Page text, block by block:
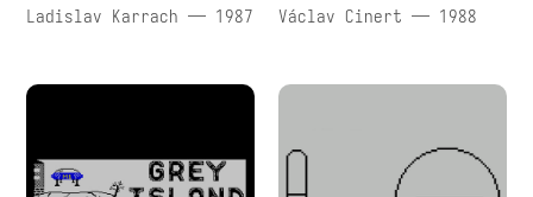
Ladislav Karrach — 1987 Václav Cinert — 1988